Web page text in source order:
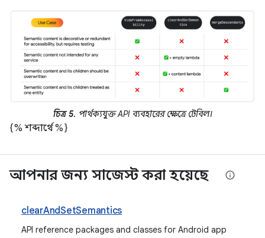
চিত্র 5. পার্থক্যযুক্ত API ব্যবহারের ক্ষেত্রে টেবিল।
{% শব্দার্থে %}
আপনার জন্য সাজেস্ট করা হয়েছে
clearAndSetSemantics
API reference packages and classes for Android app